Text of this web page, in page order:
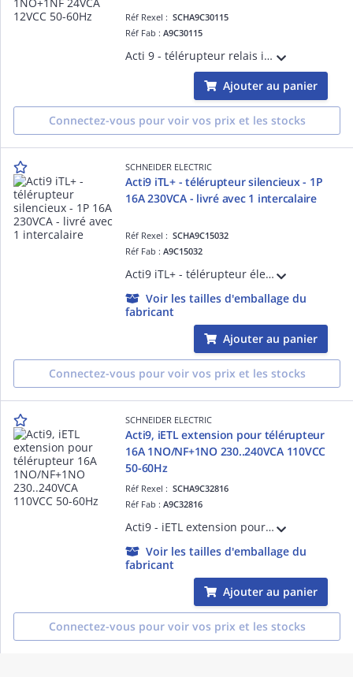
Réf Rexel :SCHA9C30115
Réf Fab :A9C30115
Acti 9 - télérupteur relais inverseur iTLi - 2P - 1F+1O - 16A - 250VCA 50/60Hz - 60dB - Commut. 100/jour-5/minute - Impulsion 50 ms..1 s - Cde à dist. BP lum. 3mA - Circuit cde 12VCC - 24VCA 50/60Hz - Largeur 2 pas de 9 mm - NF
Ajouter au panier
Connectez-vous pour voir vos prix et les stocks
SCHNEIDER ELECTRIC
Acti9 iTL+ - télérupteur silencieux - 1P
16A 230VCA - livré avec 1 intercalaire
Réf Rexel :SCHA9C15032
Réf Fab :A9C15032
Acti9 iTL+ - télérupteur électronique silencieux - 1P - 16A 230VCA - livré avec intercalaire - NF conformément à EN 669-2-2 - rail DIN largeur 2+1 pas de 9mm
Voir les tailles d'emballage du
fabricant
Ajouter au panier
Connectez-vous pour voir vos prix et les stocks
SCHNEIDER ELECTRIC
Acti9, iETL extension pour télérupteur
16A 1NO/NF+1NO 230..240VCA 110VCC
50-60Hz
Réf Rexel :SCHA9C32816
Réf Fab :A9C32816
Acti9 - iETL extension pour télérupteur 16A 1NO/NF+1NO 230..240VCA 110VCC 50-60Hz - H60mmxL18mmxP84mm - IP20 - blanc - contrôle à distance - 2 pôles - commande à distance ou par maneton
Voir les tailles d'emballage du
fabricant
Ajouter au panier
Connectez-vous pour voir vos prix et les stocks